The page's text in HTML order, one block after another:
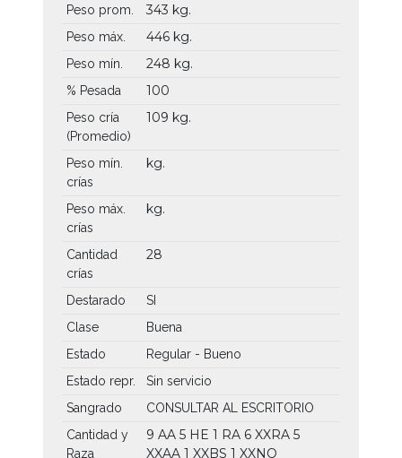
Peso prom. 343 kg.
Peso máx. 446 kg.
Peso mín. 248 kg.
% Pesada 100
Peso cría
(Promedio)
109 kg.
Peso mín.
crías
kg.
Peso máx.
crías
kg.
Cantidad
crías
28
Destarado
SI
Clase
Buena
Estado
Regular - Bueno
Estado repr.
Sin servicio
Sangrado
CONSULTAR AL ESCRITORIO
Cantidad y
Raza
9 AA 5 HE 1 RA 6 XXRA 5
XXAA 1 XXBS 1 XXNO